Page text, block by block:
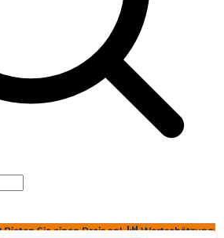
Bieten Sie einen Preis an!
Wertschätzung